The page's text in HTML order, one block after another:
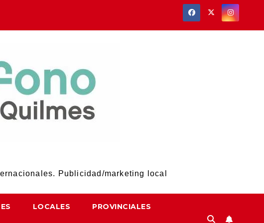
Publicidad/marketing local
LOCALES PROVINCIALES